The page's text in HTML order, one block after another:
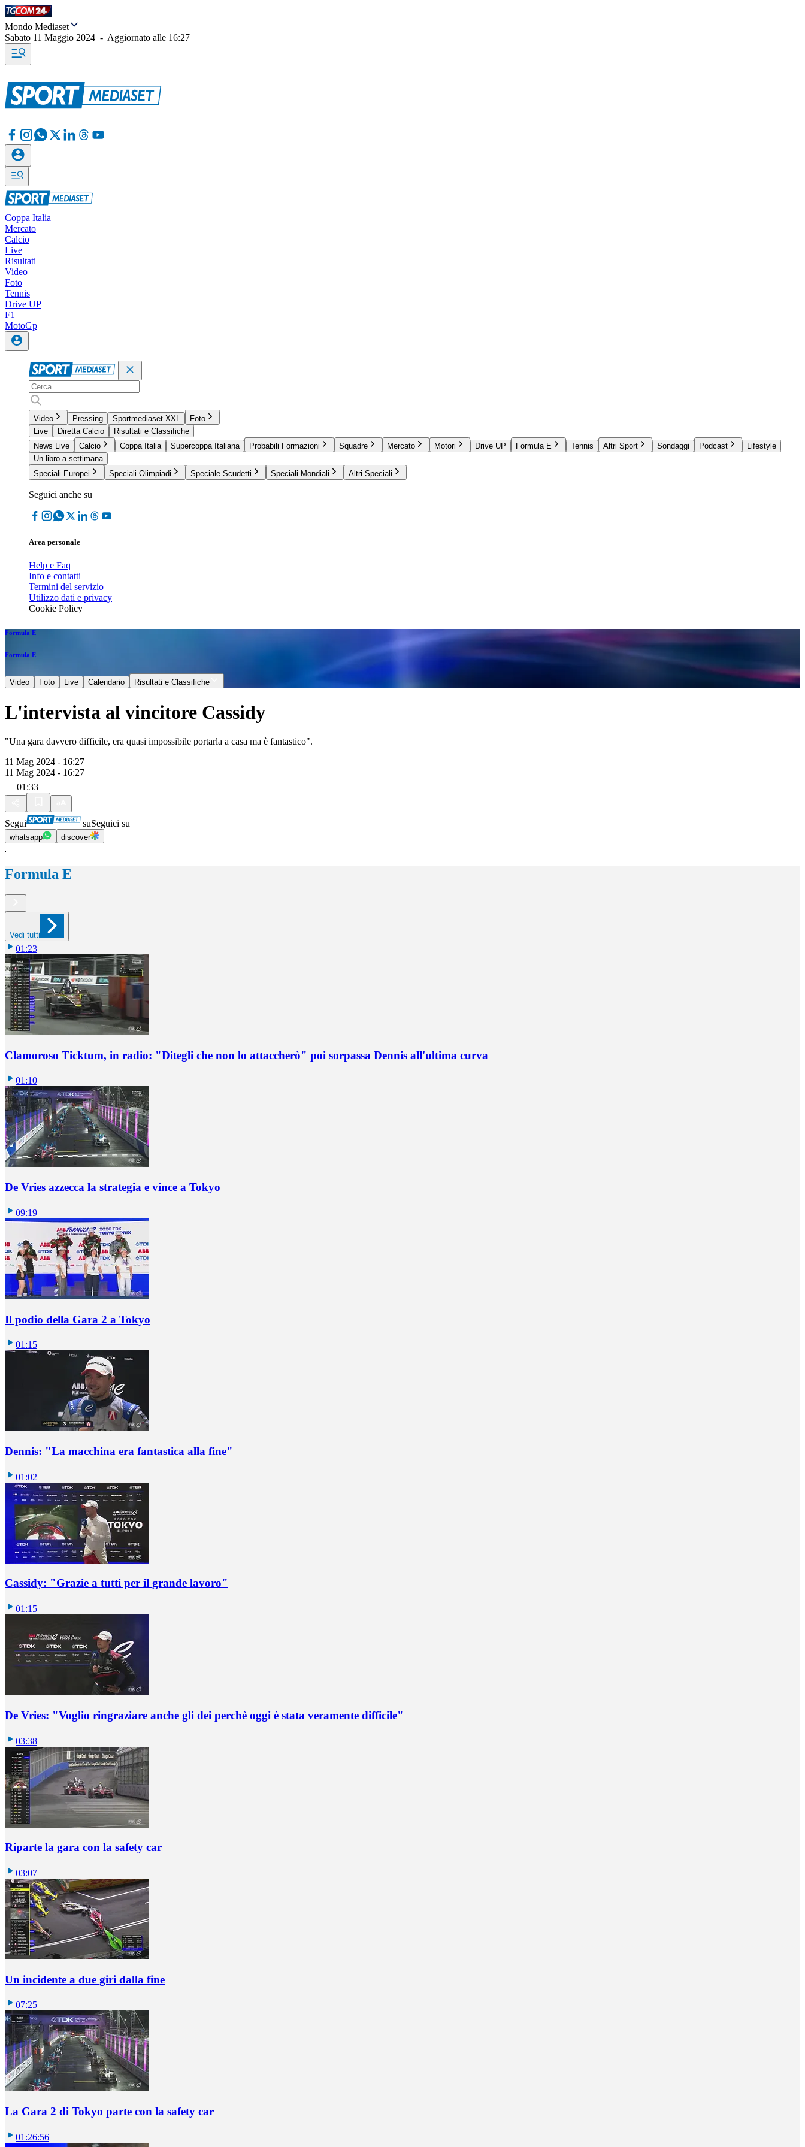
Mondo Mediaset
Sabato 11 Maggio 2024 - Aggiornato alle 16:27
Coppa Italia
Mercato
Calcio
Live
Risultati
Video
Foto
Tennis
Drive UP
F1
MotoGp
Video Pressing Sportmediaset XXL
Foto
Live
Diretta Calcio
Risultati e Classifiche
News Live
Calcio Coppa Italia Supercoppa Italiana Probabili Formazioni Squadre Mercato Motori Drive UP Formula E Tennis Altri Sport Sondaggi Podcast
Lifestyle
Un libro a settimana
Speciali Europei
Speciali Olimpiadi Speciale Scudetti Speciali Mondiali Altri Speciali
Seguici anche su
Area personale
Help e Faq
Info e contatti
Termini del servizio
Utilizzo dati e privacy
Cookie Policy
Formula E
Formula E
Video Foto Live Calendario Risultati e Classifiche
L'intervista al vincitore Cassidy
"Una gara davvero difficile, era quasi impossibile portarla a casa ma è fantastico".
11 Mag 2024 - 16:27
11 Mag 2024 - 16:27
01:33
Segui suSeguici su
whatsapp discover
Formula E
Vedi tutti
01:23
Clamoroso Ticktum, in radio: "Ditegli che non lo attaccherò" poi sorpassa Dennis all'ultima curva
01:10
De Vries azzecca la strategia e vince a Tokyo
09:19
Il podio della Gara 2 a Tokyo
01:15
Dennis: "La macchina era fantastica alla fine"
01:02
Cassidy: "Grazie a tutti per il grande lavoro"
01:15
De Vries: "Voglio ringraziare anche gli dei perchè oggi è stata veramente difficile"
03:38
Riparte la gara con la safety car
03:07
Un incidente a due giri dalla fine
07:25
La Gara 2 di Tokyo parte con la safety car
01:26:56